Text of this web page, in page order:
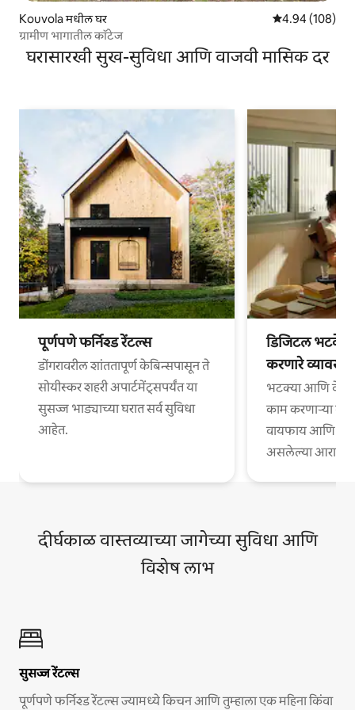
Kouvola मधील घर 5 पैकी 4.94
4.94 (108)
ग्रामीण भागातील कॉटेज
घरासारखी सुख-सुविधा आणि वाजवी मासिक दर
पूर्णपणे फर्निश्ड रेंटल्स
डोंगरावरील शांततापूर्ण केबिन्सपासून ते
सोयीस्कर शहरी अपार्टमेंट्सपर्यंत या
सुसज्ज भाड्याच्या घरात सर्व सुविधा
आहेत.
डिजिटल भटके
करणारे
भटक्या आणि
काम करणाऱ्या
वायफाय आणि
असलेल्या
दीर्घकाळ वास्तव्याच्या जागेच्या सुविधा आणि
विशेष लाभ
सुसज्ज रेंटल्स
पूर्णपणे फर्निश्ड रेंटल्स ज्यामध्ये किचन आणि तुम्हाला एक महिना किंवा